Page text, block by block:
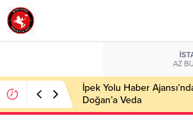
AZ
İpek Yolu Haber
Doğan’a Veda